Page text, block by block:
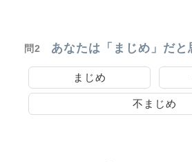
問2 あなたは「まじめ」だと
まじめ
不まじめ